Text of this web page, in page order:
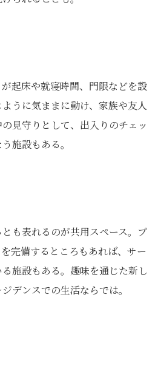
起床や就寝時間、門限などを設
うに気ままに動け、家族や友人
見守りとして、出入りのチェッ
施設もある。
も表れるのが共用スペース。プ
完備するところもあれば、サー
施設もある。趣味を通じた新し
デンスでの生活ならでは。